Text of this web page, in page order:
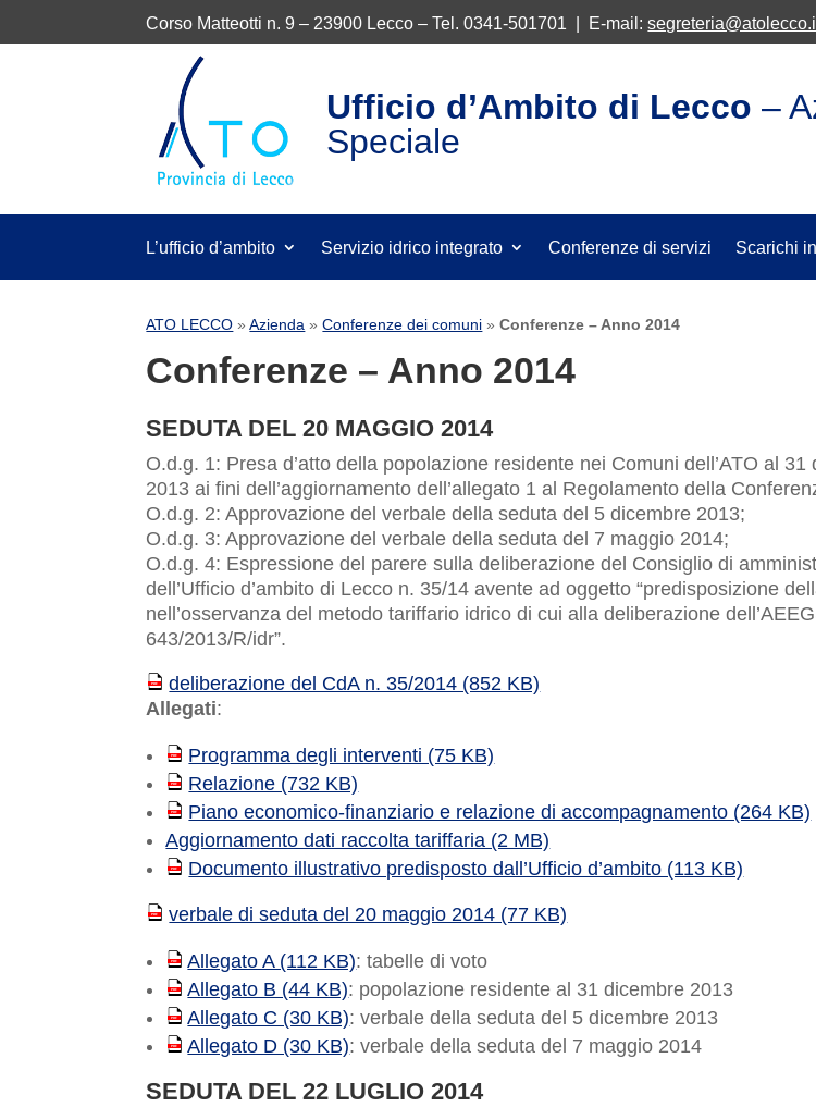
Corso Matteotti n. 9 – 23900 Lecco – Tel. 0341-501701 | E-mail:
Ufficio d’Ambito di Lecco –
Speciale
L’ufficio d’ambito Servizio idrico integrato Conferenze di servizi Scarichi
ATO LECCO »Azienda »Conferenze dei comuni »Conferenze – Anno 2014
Conferenze – Anno 2014
SEDUTA DEL 20 MAGGIO 2014
O.d.g. 1: Presa d’atto della popolazione residente nei Comuni dell’ATO al 31
2013 ai fini dell’aggiornamento dell’allegato 1 al Regolamento della
O.d.g. 2: Approvazione del verbale della seduta del 5 dicembre 2013;
O.d.g. 3: Approvazione del verbale della seduta del 7 maggio 2014;
O.d.g. 4: Espressione del parere sulla deliberazione del Consiglio di
dell’Ufficio d’ambito di Lecco n. 35/14 avente ad oggetto “predisposizione
nell’osservanza del metodo tariffario idrico di cui alla deliberazione
643/2013/R/idr”.
PDF
deliberazione del CdA n. 35/2014 (852 KB)
Allegati:
PDF Programma degli interventi (75 KB)
PDF Relazione (732 KB)
PDF
Piano economico-finanziario e relazione di accompagnamento (264 KB)
Aggiornamento dati raccolta tariffaria (2 MB)
PDF Documento illustrativo predisposto dall’Ufficio d’ambito (113 KB)
PDF verbale di seduta del 20 maggio 2014 (77 KB)
PDF Allegato A (112 KB): tabelle di voto
PDF Allegato B (44 KB): popolazione residente al 31 dicembre 2013
PDF Allegato C (30 KB): verbale della seduta del 5 dicembre 2013
PDF Allegato D (30 KB): verbale della seduta del 7 maggio 2014
SEDUTA DEL 22 LUGLIO 2014